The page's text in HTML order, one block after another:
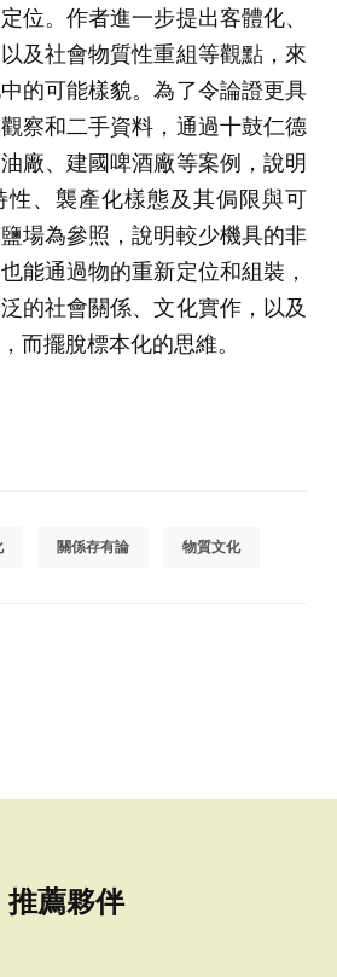
位。作者進一步提出客體化、
及社會物質性重組等觀點，來
的可能樣貌。為了令論證更具
察和二手資料，通過十鼓仁德
廠、建國啤酒廠等案例，說明
性、襲產化樣態及其侷限與可
場為參照，說明較少機具的非
能通過物的重新定位和組裝，
的社會關係、文化實作，以及
而擺脫標本化的思維。
關係存有論 物質文化
推薦夥伴